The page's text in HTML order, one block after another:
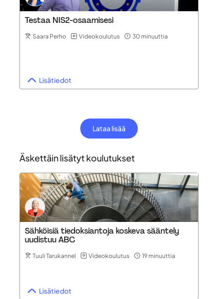
Testaa NIS2-osaamisesi
Saara Perho Videokoulutus 30 minuuttia
Lisätiedot
Lataa lisää
Äskettäin lisätyt koulutukset
Sähköisiä tiedoksiantoja koskeva sääntely
uudistuu ABC
Tuuli Tarukannel Videokoulutus 19 minuuttia
Lisätiedot